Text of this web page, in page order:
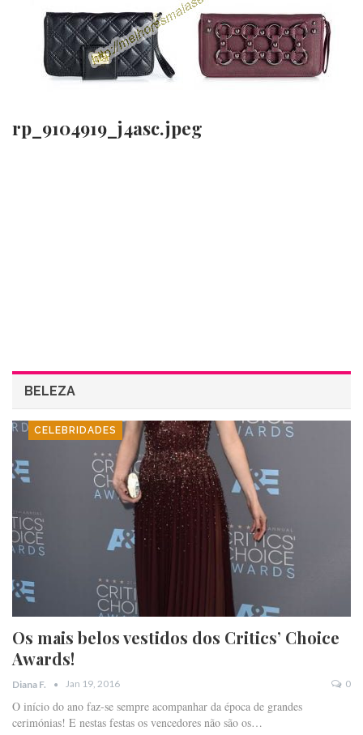
rp_9104919_j4asc.jpeg
BELEZA
CELEBRIDADES
Os mais belos vestidos dos Critics’ Choice
Awards!
Diana F. Jan 19, 2016 0
O início do ano faz-se sempre acompanhar da época de grandes
cerimónias! E nestas festas os vencedores não são os…